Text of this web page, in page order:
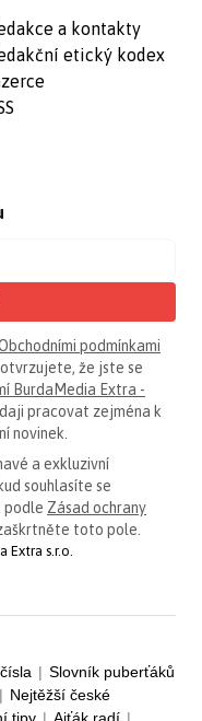
a kontakty
etický kodex
podmínkami
že jste se
BurdaMedia Extra -
pracovat zejména k
novinek.
a exkluzivní
souhlasíte se
podle Zásad ochrany
toto pole.
Extra s.r.o.
| Slovník puberťáků
| Nejtěžší české